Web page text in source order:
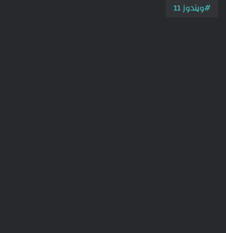
ويندوز 11